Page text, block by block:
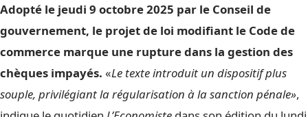
Adopté le jeudi 9 octobre 2025 par le Conseil de
gouvernement, le projet de loi modifiant le Code de
commerce marque une rupture dans la gestion des
chèques impayés. «Le texte introduit un dispositif plus
souple, privilégiant la régularisation à la sanction pénale»,